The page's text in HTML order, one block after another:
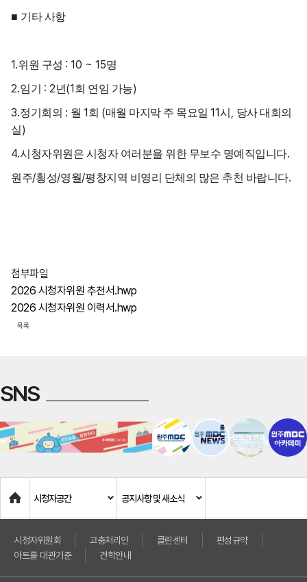
■ 기타 사항
1.위원 구성 : 10 ~ 15명
2.임기 : 2년(1회 연임 가능)
3.정기회의 : 월 1회 (매월 마지막 주 목요일 11시 , 당사 대회의
실)
4.시청자위원은 시청자 여러분을 위한 무보수 명예직입니다.
원주/횡성/영월/평창지역 비영리 단체의 많은 추천 바랍니다.
첨부파일
2026 시청자위원 추천서.hwp
2026 시청자위원 이력서.hwp
목록
SNS
Home
시청자공간 공지사항 및 새소식
시청자위원회 고충처리인 클린센터
편성규약
아트홀 대관기준
견학안내